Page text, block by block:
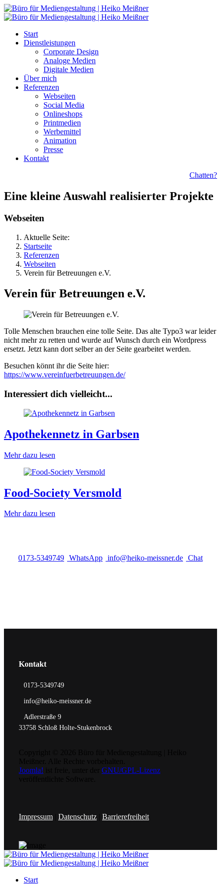
Start
Dienstleistungen
Corporate Design
Analoge Medien
Digitale Medien
Über mich
Referenzen
Webseiten
Social Media
Onlineshops
Printmedien
Werbemittel
Animation
Presse
Kontakt
Chatten?
Eine kleine Auswahl realisierter Projekte
Webseiten
Aktuelle Seite:
Startseite
Referenzen
Webseiten
Verein für Betreuungen e.V.
Verein für Betreuungen e.V.
Tolle Menschen brauchen eine tolle Seite. Das alte Typo3 war leider
nicht mehr zu retten und wurde auf Wunsch durch ein Wordpress
ersetzt. Jetzt kann dort selber an der Seite gearbeitet werden.
Besuchen könnt ihr die Seite hier:
https://www.vereinfuerbetreuungen.de/
Interessiert dich vielleicht...
Apothekennetz in Garbsen
Mehr dazu lesen
Food-Society Versmold
Mehr dazu lesen
0173-5349749 WhatsApp info@heiko-meissner.de Chat
Kontakt
0173-5349749
info@heiko-meissner.de
Adlerstraße 9
33758 Schloß Holte-Stukenbrock
Joomla!
GNU/GPL-Lizenz
Impressum Datenschutz Barrierefreiheit
Start